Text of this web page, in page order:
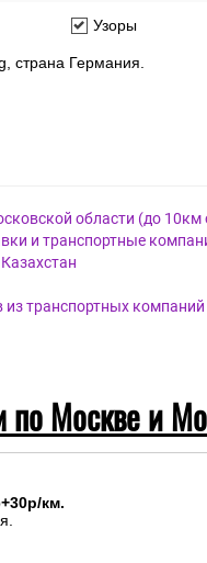
Узоры
страна Германия.
области (до
и транспортные
из транспортных компаний
по Москве и
+30р/км.